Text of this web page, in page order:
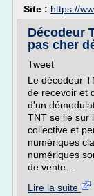
Site : https://
Décodeur
pas cher
Tweet
Le décodeur
de recevoir et
d'un
TNT se lie sur
collective et
numériques
numériques
de vente...
Lire la suite